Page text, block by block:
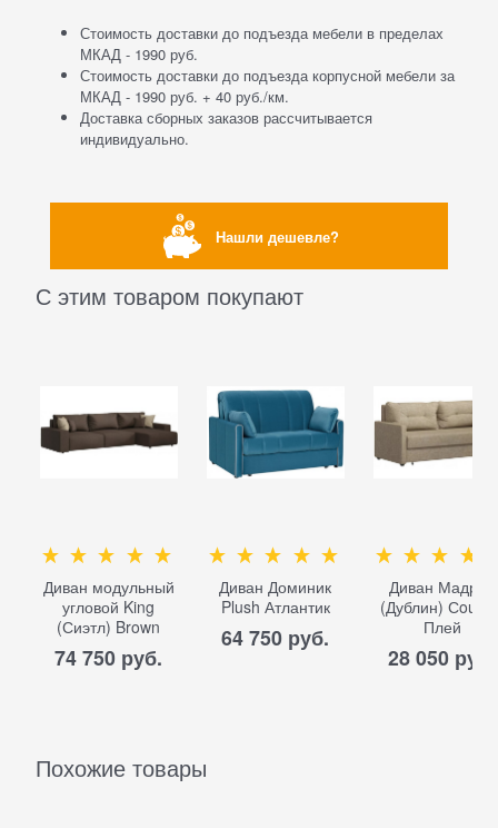
Стоимость доставки до подъезда мебели в пределах
МКАД - 1990 руб.
Стоимость доставки до подъезда корпусной мебели за
МКАД - 1990 руб. + 40 руб./км.
Доставка сборных заказов рассчитывается
индивидуально.
Нашли дешевле?
С этим товаром покупают
Диван модульный
угловой King
(Сиэтл) Brown
74 750 руб.
Диван Доминик
Plush Атлантик
64 750 руб.
Диван Мадрид
(Дублин)
Плей
28 050 руб.
Похожие товары